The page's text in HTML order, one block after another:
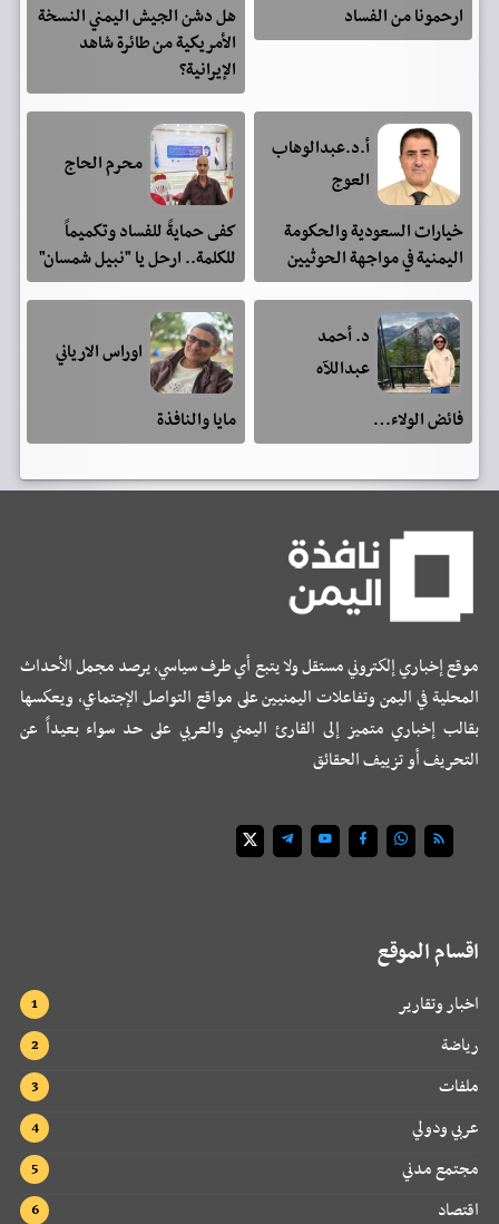
ارحمونا من الفساد
هل دشن الجيش اليمني النسخة
الأمريكية من طائرة شاهد
الإيرانية؟
أ.د.عبدالوهاب
العوج
خيارات السعودية والحكومة
اليمنية في مواجهة الحوثيين
محرم الحاج
كفى حمايةً للفساد وتكميماً
للكلمة.. ارحل يا "نبيل شمسان"
د. أحمد
عبداللآه
فائض الولاء…
اوراس الارياني
مايا والنافذة
موقع إخباري إلكتروني مستقل ولا يتبع أي طرف سياسي، يرصد مجمل الأحداث
المحلية في اليمن وتفاعلات اليمنيين على مواقع التواصل الإجتماعي، ويعكسها
بقالب إخباري متميز إلى القارئ اليمني والعربي على حد سواء بعيداً عن
التحريف أو تزييف الحقائق
اقسام الموقع
اخبار وتقارير
رياضة
ملفات
عربي ودولي
مجتمع مدني
اقتصاد